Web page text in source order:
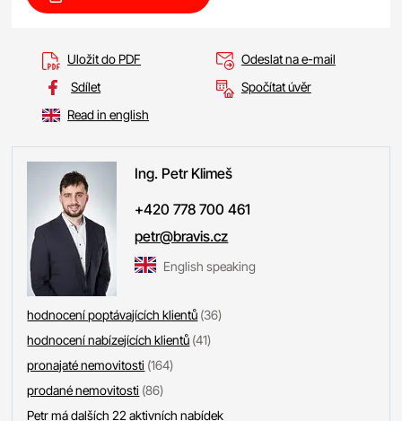
Uložit do PDF
Odeslat na e-mail
Sdílet
Spočítat úvěr
Read in english
Ing. Petr Klimeš
+420 778 700 461
petr@bravis.cz
English speaking
hodnocení poptávajících klientů (36)
hodnocení nabízejících klientů (41)
pronajaté nemovitosti (164)
prodané nemovitosti (86)
Petr má dalších22 aktivních nabídek